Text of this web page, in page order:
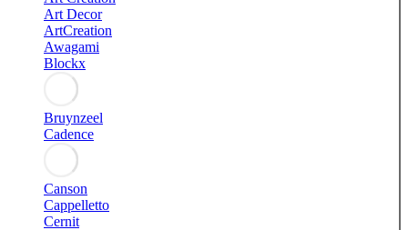
Art Decor
ArtCreation
Awagami
Blockx
Bruynzeel
Cadence
Canson
Cappelletto
Cernit